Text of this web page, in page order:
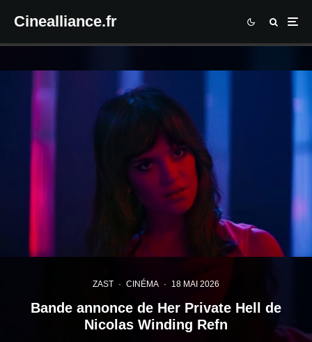
Cinealliance.fr
ZAST · CINÉMA · 18 MAI 2026
Bande annonce de Her Private Hell de
Nicolas Winding Refn